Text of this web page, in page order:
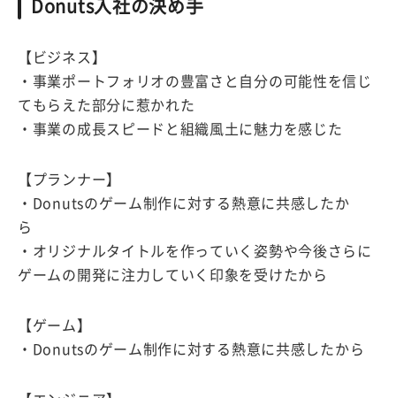
Donuts入社の決め手
【ビジネス】
・事業ポートフォリオの豊富さと自分の可能性を信じ
てもらえた部分に惹かれた
・事業の成長スピードと組織風土に魅力を感じた
【プランナー】
・Donutsのゲーム制作に対する熱意に共感したか
ら
・オリジナルタイトルを作っていく姿勢や今後さらに
ゲームの開発に注力していく印象を受けたから
【ゲーム】
・Donutsのゲーム制作に対する熱意に共感したから